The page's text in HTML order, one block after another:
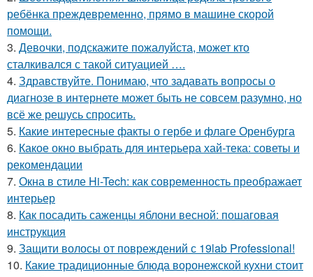
ребёнка преждевременно, прямо в машине скорой
помощи.
3. Девочки, подскажите пожалуйста, может кто
сталкивался с такой ситуацией ….
4. Здравствуйте. Понимаю, что задавать вопросы о
диагнозе в интернете может быть не совсем разумно, но
всё же решусь спросить.
5. Какие интересные факты о гербе и флаге Оренбурга
6. Какое окно выбрать для интерьера хай-тека: советы и
рекомендации
7. Окна в стиле Hi-Tech: как современность преображает
интерьер
8. Как посадить саженцы яблони весной: пошаговая
инструкция
9. Защити волосы от повреждений с 19lab Professional!
10. Какие традиционные блюда воронежской кухни стоит